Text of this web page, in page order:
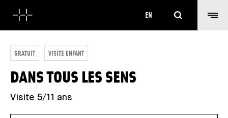
EN
GRATUIT VISITE ENFANT
DANS TOUS LES SENS
Visite 5/11 ans